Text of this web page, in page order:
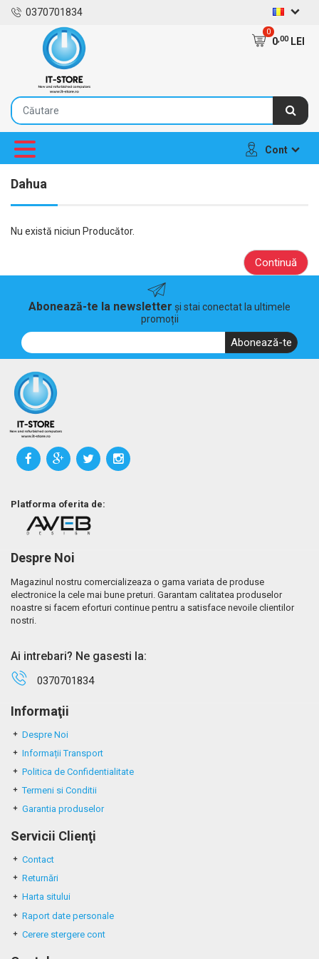
0370701834
0
0,00LEI
Cont
Dahua
Nu există niciun Producător.
Continuă
Abonează-te la newsletter și stai conectat la ultimele
promoții
Abonează-te
Platforma oferita de:
Despre Noi
Magazinul nostru comercializeaza o gama variata de produse
electronice la cele mai bune preturi. Garantam calitatea produselor
noastre si facem eforturi continue pentru a satisface nevoile clientilor
nostri.
Ai intrebari? Ne gasesti la:
0370701834
Informaţii
Despre Noi
Informații Transport
Politica de Confidentialitate
Termeni si Conditii
Garantia produselor
Servicii Clienţi
Contact
Returnări
Harta sitului
Raport date personale
Cerere stergere cont